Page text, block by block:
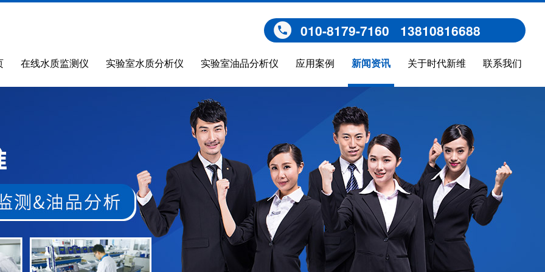
010-8179-7160 13810816688
在线水质监测仪 实验室水质分析仪 实验室油品分析仪 应用案例 新闻资讯 关于时代新维 联系我们